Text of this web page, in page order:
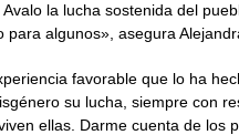
la lucha sostenida del
algunos», asegura
favorable que lo ha
su lucha, siempre con
ellas. Darme cuenta de los